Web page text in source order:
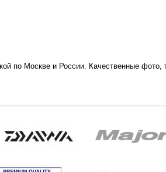
по Москве и России. Качественные фото,